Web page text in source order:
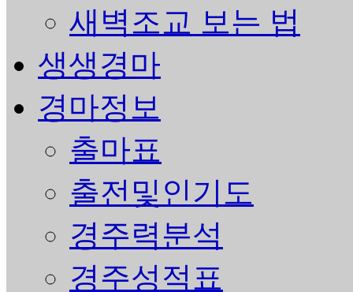
새벽조교 보는 법
생생경마
경마정보
출마표
출전및인기도
경주력분석
경주성적표